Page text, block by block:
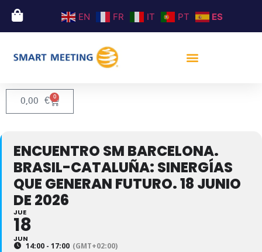
EN FR IT PT ES
0,00 € 0
ENCUENTRO SM BARCELONA.
BRASIL-CATALUÑA: SINERGÍAS
QUE GENERAN FUTURO. 18 JUNIO
DE 2026
JUE
18
JUN
14:00 - 17:00 (GMT+02:00)